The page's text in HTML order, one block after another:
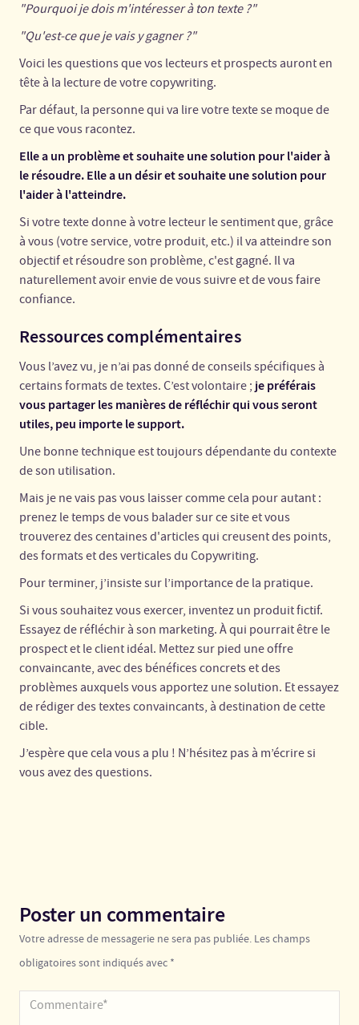
"Pourquoi je dois m'intéresser à ton texte ?"
"Qu'est-ce que je vais y gagner ?"
Voici les questions que vos lecteurs et prospects auront en
tête à la lecture de votre copywriting.
Par défaut, la personne qui va lire votre texte se moque de
ce que vous racontez.
Elle a un problème et souhaite une solution pour l'aider à
le résoudre. Elle a un désir et souhaite une solution pour
l'aider à l'atteindre.
Si votre texte donne à votre lecteur le sentiment que, grâce
à vous (votre service, votre produit, etc.) il va atteindre son
objectif et résoudre son problème, c'est gagné. Il va
naturellement avoir envie de vous suivre et de vous faire
confiance.
Ressources complémentaires
Vous l’avez vu, je n’ai pas donné de conseils spécifiques à
certains formats de textes. C’est volontaire ; je préférais
vous partager les manières de réfléchir qui vous seront
utiles, peu importe le support.
Une bonne technique est toujours dépendante du contexte
de son utilisation.
Mais je ne vais pas vous laisser comme cela pour autant :
prenez le temps de vous balader sur ce site et vous
trouverez des centaines d'articles qui creusent des points,
des formats et des verticales du Copywriting.
Pour terminer, j’insiste sur l’importance de la pratique.
Si vous souhaitez vous exercer, inventez un produit fictif.
Essayez de réfléchir à son marketing. À qui pourrait être le
prospect et le client idéal. Mettez sur pied une offre
convaincante, avec des bénéfices concrets et des
problèmes auxquels vous apportez une solution. Et essayez
de rédiger des textes convaincants, à destination de cette
cible.
J’espère que cela vous a plu ! N’hésitez pas à m’écrire si
vous avez des questions.
Poster un commentaire
Votre adresse de messagerie ne sera pas publiée. Les champs
obligatoires sont indiqués avec *